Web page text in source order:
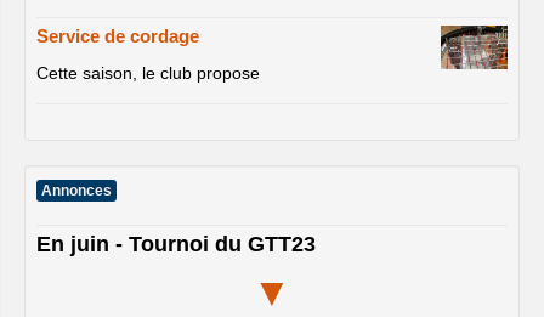
Service de cordage
Cette saison, le club propose
Annonces
En juin - Tournoi du GTT23
▼